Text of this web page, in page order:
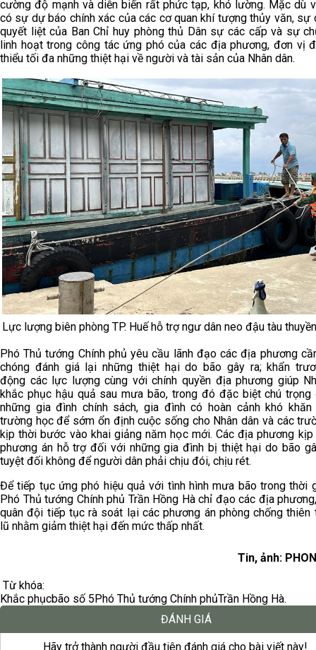
cường độ mạnh và diễn biến rất phức tạp, khó lường. Mặc dù
có sự dự báo chính xác của các cơ quan khí tượng thủy văn, sự
quyết liệt của Ban Chỉ huy phòng thủ Dân sự các cấp và sự
linh hoạt trong công tác ứng phó của các địa phương, đơn vị
thiểu tối đa những thiệt hại về người và tài sản của Nhân dân.
Lực lượng biên phòng TP. Huế hỗ trợ ngư dân neo đậu tàu
Phó Thủ tướng Chính phủ yêu cầu lãnh đạo các địa phương
chóng đánh giá lại những thiệt hại do bão gây ra; khẩn
động các lực lượng cùng với chính quyền địa phương giúp
khắc phục hậu quả sau mưa bão, trong đó đặc biệt chú
những gia đình chính sách, gia đình có hoàn cảnh khó khăn
trường học để sớm ổn định cuộc sống cho Nhân dân và các
kịp thời bước vào khai giảng năm học mới. Các địa phương
phương án hỗ trợ đối với những gia đình bị thiệt hại do bão
tuyệt đối không để người dân phải chịu đói, chịu rét.
Để tiếp tục ứng phó hiệu quả với tình hình mưa bão trong thời
Phó Thủ tướng Chính phủ Trần Hồng Hà chỉ đạo các địa
quân đội tiếp tục rà soát lại các phương án phòng chống thiên
lũ nhằm giảm thiệt hại đến mức thấp nhất.
Tin, ảnh:
Từ khóa:
Khắc phụcbão số 5Phó Thủ tướng Chính phủTrần Hồng Hà.
ĐÁNH GIÁ
Hãy trở thành người đầu tiên đánh giá cho bài viết này!